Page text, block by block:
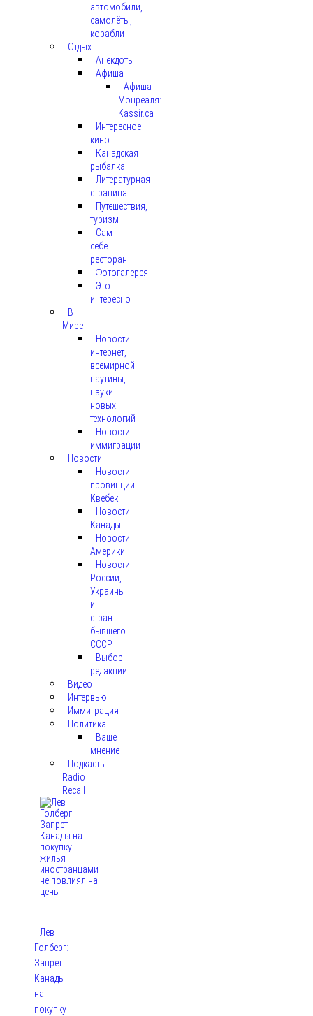
автомобили,
самолёты,
корабли
Отдых
Анекдоты
Афиша
Афиша
Монреаля:
Kassir.ca
Интересное
кино
Канадская
рыбалка
Литературная
страница
Путешествия,
туризм
Сам
себе
ресторан
Фотогалерея
Это
интересно
В
Мире
Новости
интернет,
всемирной
паутины,
науки.
новых
технологий
Новости
иммиграции
Новости
Новости
провинции
Квебек
Новости
Канады
Новости
Америки
Новости
России,
Украины
и
стран
бывшего
СССР
Выбор
редакции
Видео
Интервью
Иммиграция
Политика
Ваше
мнение
Подкасты
Radio
Recall
Лев
Голберг:
Запрет
Канады
на
покупку